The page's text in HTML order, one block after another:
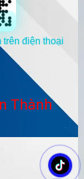
trên điện thoại
Thành